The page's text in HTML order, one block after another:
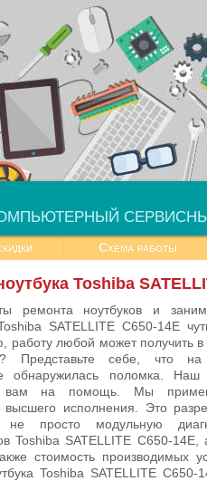
Схема работы
Toshiba
ремонта ноутбуков и
SATELLITE C650-14E
работу любой может получить
Представьте себе, что
обнаружилась поломка. Наш
вам на помощь. Мы
исполнения. Это
не просто модульную
Toshiba SATELLITE C650-
стоимость производимых
Toshiba SATELLITE